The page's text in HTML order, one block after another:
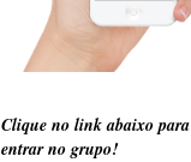
Clique no link abaixo para
entrar no grupo!